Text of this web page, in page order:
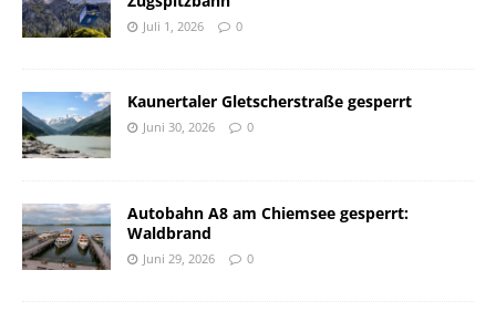
Juli 1, 2026 0
Kaunertaler Gletscherstraße gesperrt
Juni 30, 2026 0
Autobahn A8 am Chiemsee gesperrt:
Waldbrand
Juni 29, 2026 0